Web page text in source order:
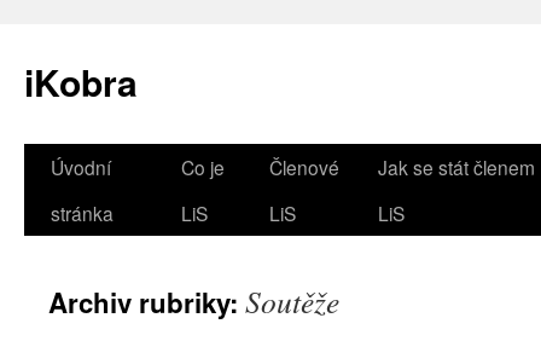
iKobra
Přejít
webu
Úvodní
stránka
Co je
LiS
Členové
LiS
Jak se stát členem
LiS
Archiv rubriky: Soutěže